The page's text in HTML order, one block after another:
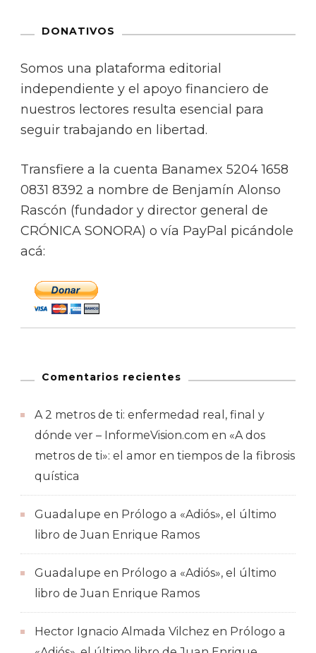
DONATIVOS
Somos una plataforma editorial
independiente y el apoyo financiero de
nuestros lectores resulta esencial para
seguir trabajando en libertad.
Transfiere a la cuenta Banamex 5204 1658
0831 8392 a nombre de Benjamín Alonso
Rascón (fundador y director general de
CRÓNICA SONORA) o vía PayPal picándole
acá:
Comentarios recientes
A 2 metros de ti: enfermedad real, final y
dónde ver – InformeVision.com en «A dos
metros de ti»: el amor en tiempos de la fibrosis
quística
Guadalupe en Prólogo a «Adiós», el último
libro de Juan Enrique Ramos
Guadalupe en Prólogo a «Adiós», el último
libro de Juan Enrique Ramos
Hector Ignacio Almada Vilchez en Prólogo a